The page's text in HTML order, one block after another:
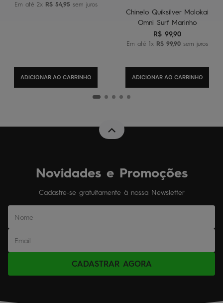
Em até 2x R$ 54,95 sem juros
ADICIONAR AO CARRINHO
Chinelo Quiksilver Molokai
Omni Surf Marinho
R$ 99,90
Em até 1 x R$ 99,90 sem juros
ADICIONAR AO CARRINHO
Novidades e Promoções
Cadastre-se gratuitamente à nossa Newsletter
CADASTRAR AGORA